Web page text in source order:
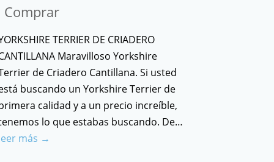
Comprar
TERRIER DE CRIADERO
Maravilloso Yorkshire
de Criadero Cantillana. Si usted
buscando un Yorkshire Terrier de
calidad y a un precio increíble,
lo que estabas buscando. De…
más →